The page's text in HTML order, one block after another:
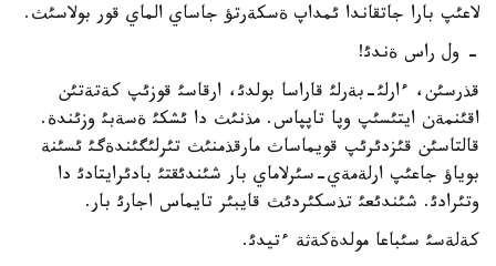
لاعئپ بارا جاتقاندا ئمداپ ةسكةرتؤ جاساي الماي قور بولاسئث.
- ول راس ةندئ!
قذرسئن، ءارلئ-بةرلئ قاراسا بولدئ، ارقاسئ قوزئپ كةتةتئن
اقئنمةن ايتئسئپ وپا تاپپاس. مذنئث دا ئشكئ ةسةبئ وزئندة.
قالتاسئن قئزدئرئپ قويماساث مارقذمنئث تئرلئگئندةگئ ئسئنة
بوياؤ جاعئپ ارلةمةي-سئرلاماي بار شئندئقتئ بادئرايتادئ دا
وتئرادئ. شئندئعئ تذسكئردئث قايبئر تايماس اجارئ بار.
كةلةسئ سئباعا مولدةكةثة ءتيدئ.